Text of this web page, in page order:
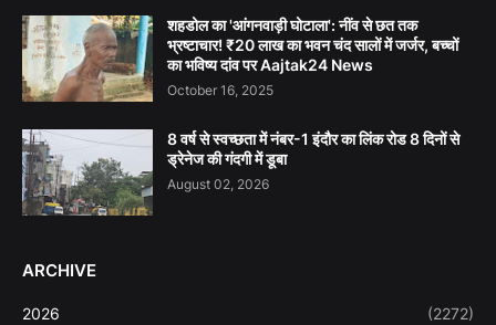
शहडोल का 'आंगनवाड़ी घोटाला': नींव से छत तक
भ्रष्टाचार! ₹20 लाख का भवन चंद सालों में जर्जर, बच्चों
का भविष्य दांव पर Aajtak24 News
October 16, 2025
8 वर्ष से स्वच्छता में नंबर-1 इंदौर का लिंक रोड 8 दिनों से
ड्रेनेज की गंदगी में डूबा
August 02, 2026
ARCHIVE
2026 (2272)